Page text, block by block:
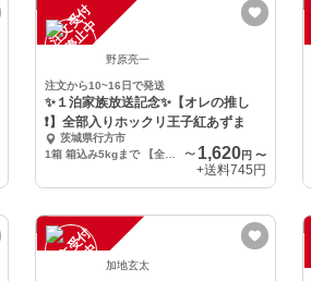
注
文
受
付
停
止
中
野原亮一
注文から10~16日で発送
✨１泊家族放送記念✨【オレの推し
❗】全部入りホックリ王子紅あずま
茨城県行方市
〜 1,620円〜
+送料745円
注
文
受
付
停
止
中 加地玄太